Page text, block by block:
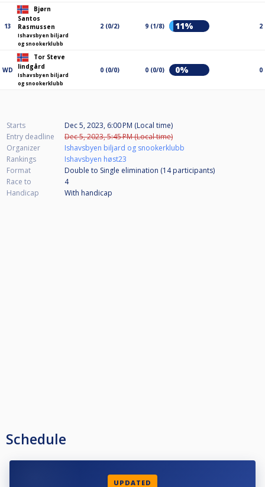
13
Bjørn
Santos
Rasmussen
Ishavsbyen biljard
og snookerklubb
2 (0/2) 9 (1/8) 11% 2
WD
Tor Steve
lindgård
Ishavsbyen biljard
og snookerklubb
0 (0/0) 0 (0/0) 0% 0
Starts
Dec 5, 2023, 6:00 PM (Local time)
Entry deadline
Dec 5, 2023, 5:45 PM (Local time)
Organizer
Ishavsbyen biljard og snookerklubb
Rankings
Ishavsbyen høst23
Format
Double to Single elimination (14participants)
Race to
4
Handicap
With handicap
Schedule
UPDATED